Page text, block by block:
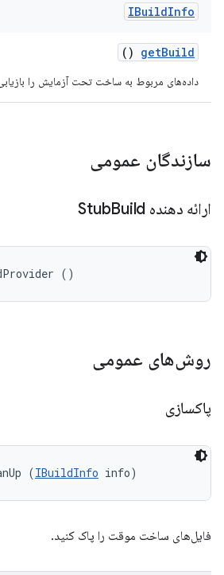
IBuildInfo
getBuild
()
داده‌های مربوط به ساخت تحت آزمایش را
سازندگان عمومی
ارائه دهنده Stub Build
()
روش‌های عمومی
پاکسازی
(IBuildInfo info)
فایل‌های ساخت موقت را پاک کنید.